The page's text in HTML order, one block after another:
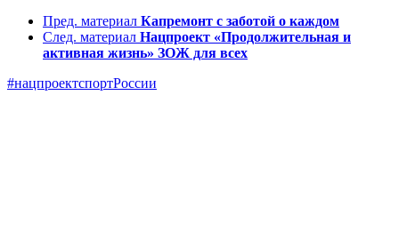
Пред. материал Капремонт с заботой о каждом
След. материал Нацпроект «Продолжительная и
активная жизнь» ЗОЖ для всех
#нацпроектспортРоссии